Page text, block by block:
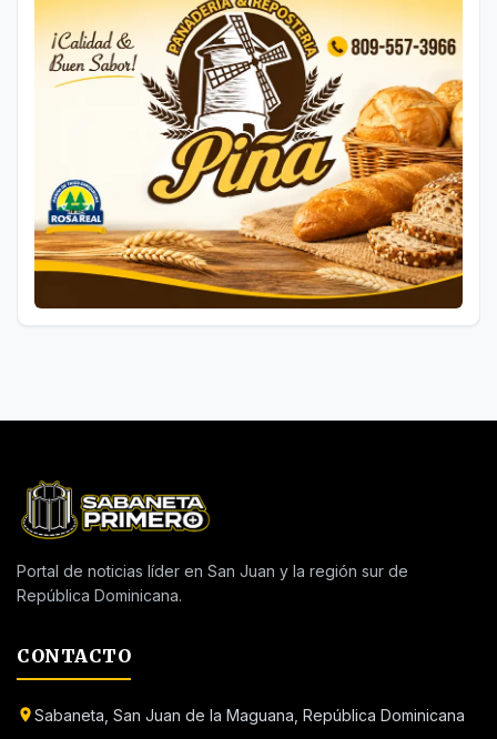
Portal de noticias líder en San Juan y la región sur de
República Dominicana.
CONTACTO
Sabaneta, San Juan de la Maguana, República Dominicana